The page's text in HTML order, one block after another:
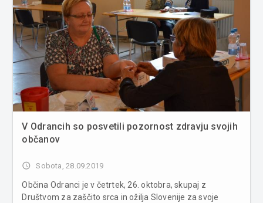
V Odrancih so posvetili pozornost zdravju svojih
občanov
access_time Sobota, 28.09.2019
Občina Odranci je v četrtek, 26. oktobra, skupaj z
Društvom za zaščito srca in ožilja Slovenije za svoje